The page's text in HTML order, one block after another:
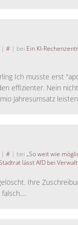
| # | bei Ein KI-
Ich musste erst
effizienter. Nein
Jahresumsatz leisten
| # | bei „So weit wie
lässt AfD bei
Ihre